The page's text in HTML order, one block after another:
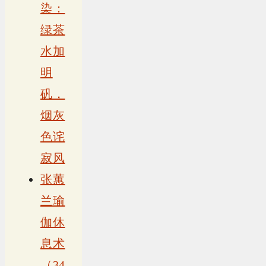
染：
绿茶
水加
明
矾，
烟灰
色诧
寂风
张蕙
兰瑜
伽休
息术